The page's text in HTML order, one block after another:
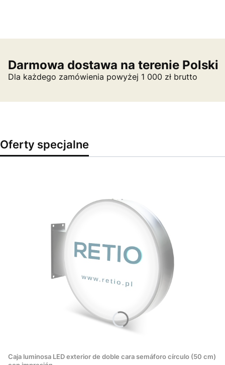
Darmowa dostawa na terenie Polski
Dla każdego zamówienia powyżej 1 000 zł brutto
Oferty specjalne
Caja luminosa LED exterior de doble cara semáforo círculo (50 cm)